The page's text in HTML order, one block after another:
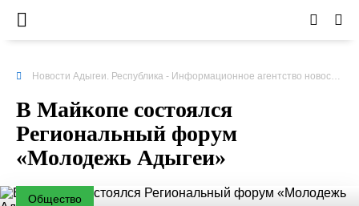
Новости Адыгеи. Республика - Информационное агентство новостей
В Майкопе состоялся
Региональный форум
«Молодежь Адыгеи»
Общество